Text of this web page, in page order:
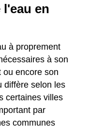
en
à proprement
à son
ou encore son
diffère selon les
certaines villes
par
communes